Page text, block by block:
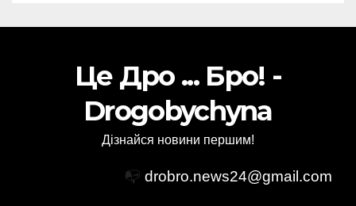
Це Дро ... Бро! -
Drogobychyna
Дізнайся новини першим!
📭 drobro.news24@gmail.com